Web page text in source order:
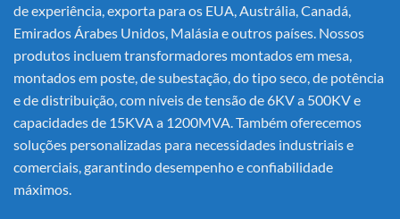
de experiência, exporta para os EUA, Austrália, Canadá,
Emirados Árabes Unidos, Malásia e outros países. Nossos
produtos incluem transformadores montados em mesa,
montados em poste, de subestação, do tipo seco, de potência
e de distribuição, com níveis de tensão de 6KV a 500KV e
capacidades de 15KVA a 1200MVA. Também oferecemos
soluções personalizadas para necessidades industriais e
comerciais, garantindo desempenho e confiabilidade
máximos.